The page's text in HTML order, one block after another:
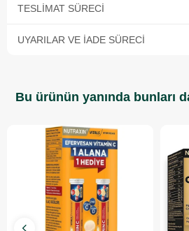
TESLIMAT SÜRECI
UYARILAR VE İADE SÜRECI
Bu ürünün yanında bunları